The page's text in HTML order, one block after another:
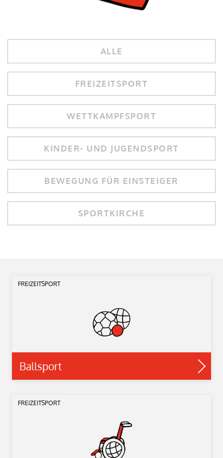
ALLE
FREIZEITSPORT
WETTKAMPFSPORT
KINDER- UND JUGENDSPORT
BEWEGUNG FÜR EINSTEIGER
SPORTKIRCHE
FREIZEITSPORT
Ballsport
FREIZEITSPORT